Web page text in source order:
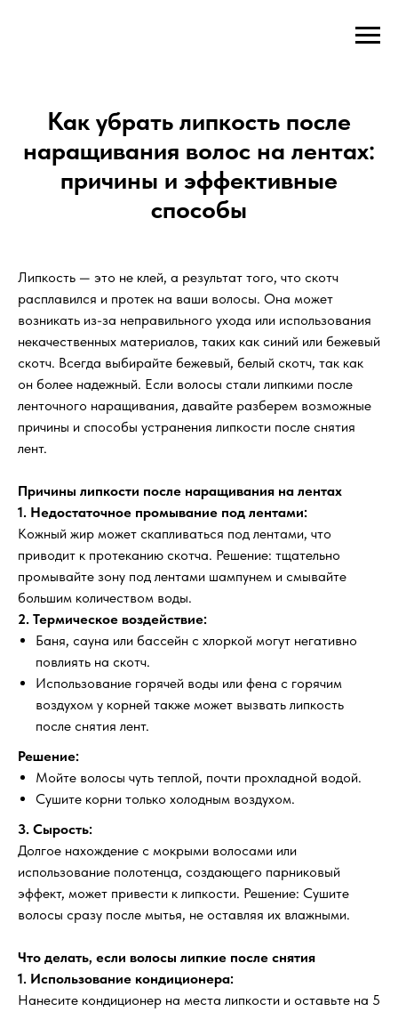
Как убрать липкость после
наращивания волос на лентах:
причины и эффективные
способы
Липкость — это не клей, а результат того, что скотч
расплавился и протек на ваши волосы. Она может
возникать из-за неправильного ухода или использования
некачественных материалов, таких как синий или бежевый
скотч. Всегда выбирайте бежевый, белый скотч, так как
он более надежный. Если волосы стали липкими после
ленточного наращивания, давайте разберем возможные
причины и способы устранения липкости после снятия
лент.
Причины липкости после наращивания на лентах
1. Недостаточное промывание под лентами:
Кожный жир может скапливаться под лентами, что
приводит к протеканию скотча. Решение: тщательно
промывайте зону под лентами шампунем и смывайте
большим количеством воды.
2. Термическое воздействие:
Баня, сауна или бассейн с хлоркой могут негативно
повлиять на скотч.
Использование горячей воды или фена с горячим
воздухом у корней также может вызвать липкость
после снятия лент.
Решение:
Мойте волосы чуть теплой, почти прохладной водой.
Сушите корни только холодным воздухом.
3. Сырость:
Долгое нахождение с мокрыми волосами или
использование полотенца, создающего парниковый
эффект, может привести к липкости. Решение: Сушите
волосы сразу после мытья, не оставляя их влажными.
Что делать, если волосы липкие после снятия
1. Использование кондиционера:
Нанесите кондиционер на места липкости и оставьте на 5